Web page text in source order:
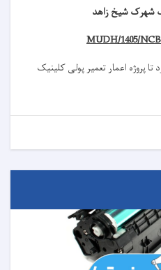
شهرک شیخ زاهد
MUDH/1405/
تاپروژه اعمار تعمیرپولی کلینیک